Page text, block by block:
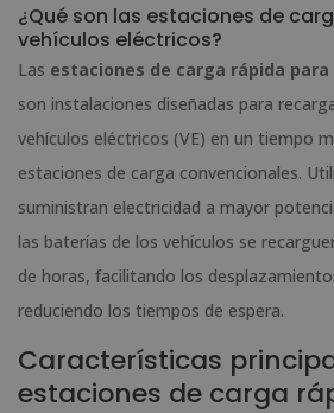
¿Qué son las estaciones de
vehículos eléctricos?
Las estaciones de carga rápida
son instalaciones diseñadas para
vehículos eléctricos (VE) en un tiempo
estaciones de carga convencionales.
suministran electricidad a mayor
las baterías de los vehículos se
de horas, facilitando los
reduciendo los tiempos de espera.
Características
estaciones de carga